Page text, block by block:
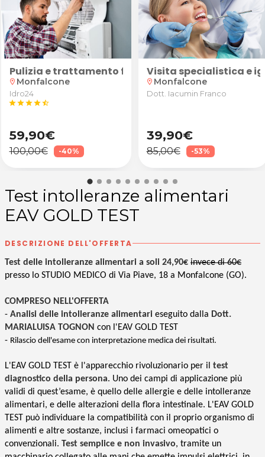
spagnolo, latino o greco per ragazzi delle
Caldaia
Pulizia e trattamento filtri climatizzatore con
location_on Monfalcone
Idro24
starstarstarstarstar_half
59,90€
100,00€ -40%
Visita specialistica e
location_on Monfalcone
Dott. Iacumin Franco
39,90€
85,00€ -53%
Test intolleranze alimentari
EAV GOLD TEST
DESCRIZIONE DELL'OFFERTA
Test delle intolleranze alimentari a soli 24,90€ invece di 60€
presso lo STUDIO MEDICO di Via Piave, 18 a Monfalcone (GO).
COMPRESO NELL'OFFERTA
- Analisi delle intolleranze alimentari eseguito dalla Dott.
MARIALUISA TOGNON con l'EAV GOLD TEST
- Rilascio dell'esame con interpretazione medica dei risultati.
L'EAV GOLD TEST è l'apparecchio rivoluzionario per il test
diagnostico della persona. Uno dei campi di applicazione più
validi di quest’esame, è quello delle allergie e delle intolleranze
alimentari, e delle alterazioni della flora intestinale. L'EAV GOLD
TEST può individuare la compatibilità con il proprio organismo di
alimenti e altre sostanze, inclusi i farmaci omeopatici o
convenzionali. Test semplice e non invasivo, tramite un